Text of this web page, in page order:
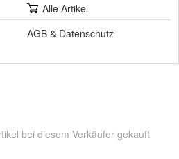
Alle Artikel
AGB & Datenschutz
bei diesem Verkäufer gekauft